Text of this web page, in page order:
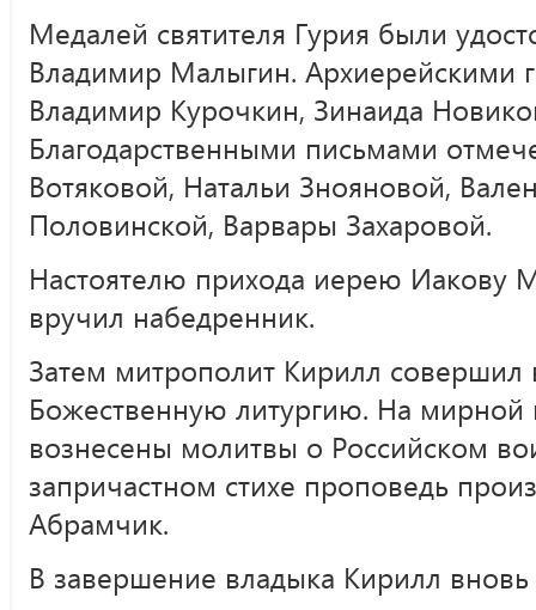
Медалей святителя Гурия были
Владимир Малыгин. Архиерейскими
Владимир Курочкин, Зинаида
Благодарственными письмами
Вотяковой, Натальи Знояновой,
Половинской, Варвары Захаровой.
Настоятелю прихода иерею Иакову
вручил набедренник.
Затем митрополит Кирилл
Божественную литургию. На мирной
вознесены молитвы о Российском
запричастном стихе проповедь
Абрамчик.
В завершение владыка Кирилл